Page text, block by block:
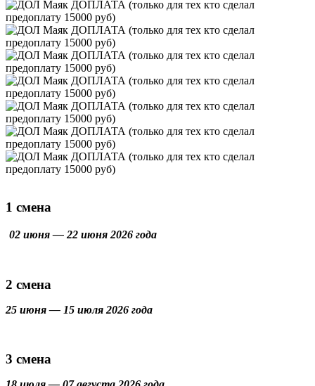
1 смена
02 июня — 22 июня 2026 года
2 смена
25 июня — 15 июля 2026 года
3 смена